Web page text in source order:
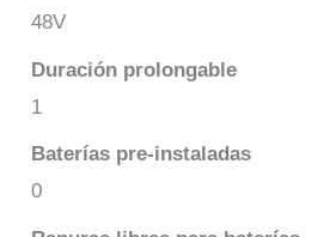
48V
Duración prolongable
1
Baterías pre-instaladas
0